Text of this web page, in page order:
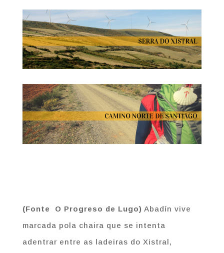
(Fonte O Progreso de Lugo) Abadín vive
marcada pola chaira que se intenta
adentrar entre as ladeiras do Xistral,